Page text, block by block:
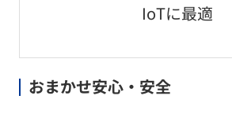
IoTに最適
おまかせ安心・安全